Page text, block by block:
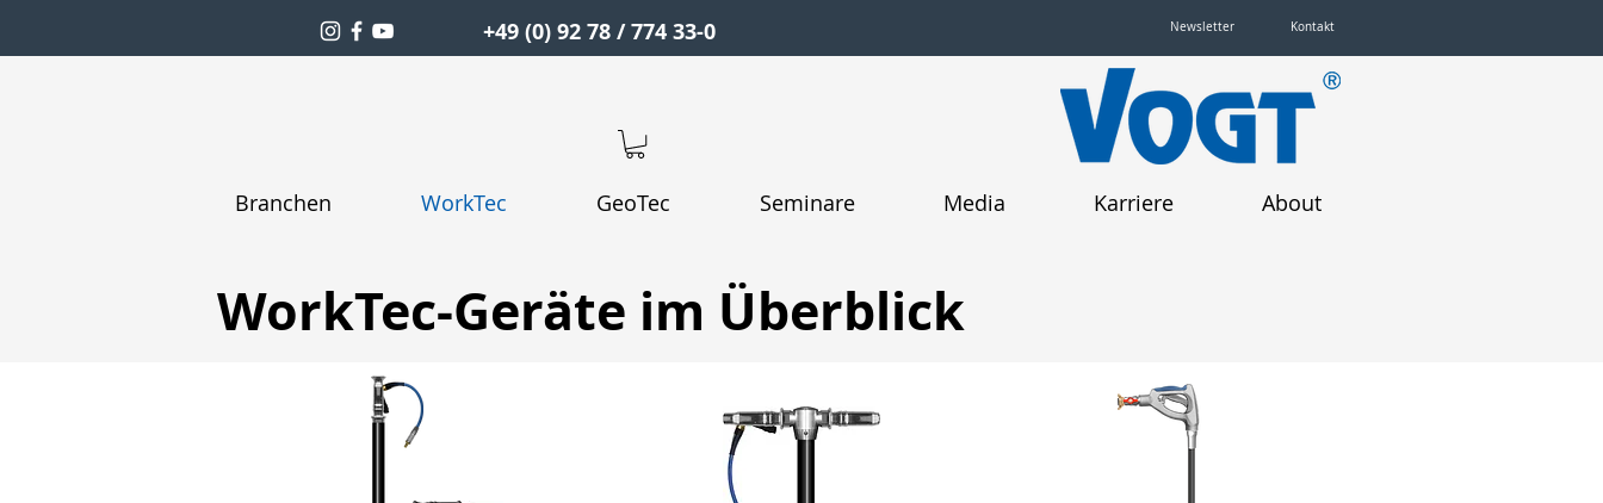
+49 (0) 92 78 / 774 33-0 Newsletter Kontakt
Branchen WorkTec GeoTec Seminare Media Karriere About
WorkTec-Geräte im Überblick